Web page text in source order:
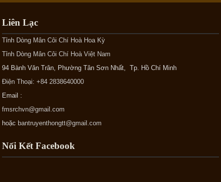
Liên Lạc
Tỉnh Dòng Mân Côi Chí Hoà Hoa Kỳ
Tỉnh Dòng Mân Côi Chí Hoà Việt Nam
94 Bành Văn Trân, Phường Tân Sơn Nhất, Tp. Hồ Chí Minh
Điện Thoại: +84 2838640000
Email :
fmsrchvn@gmail.com
hoặc bantruyenthongtt@gmail.com
Nối Kết Facebook